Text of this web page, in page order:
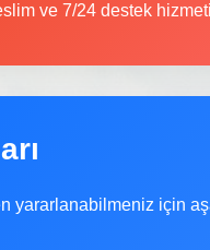
ve 7/24 destek
yararlanabilmeniz için